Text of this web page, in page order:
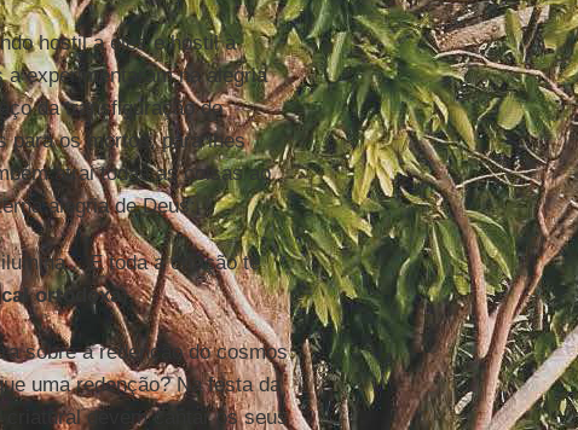
hostil a eles e hostil à
experimentaram na alegria
da transfiguração do
para os mortos, para lhes
atrai todas as coisas ao
alegria de Deus:
E toda a criação te
ortodoxa).
sobre a redenção do cosmos
uma redenção? Na festa da
devem cantar os seus